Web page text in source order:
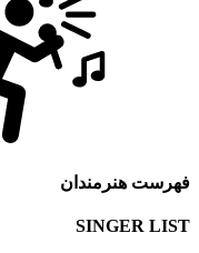
فهرست هنرمندان
SINGER LIST